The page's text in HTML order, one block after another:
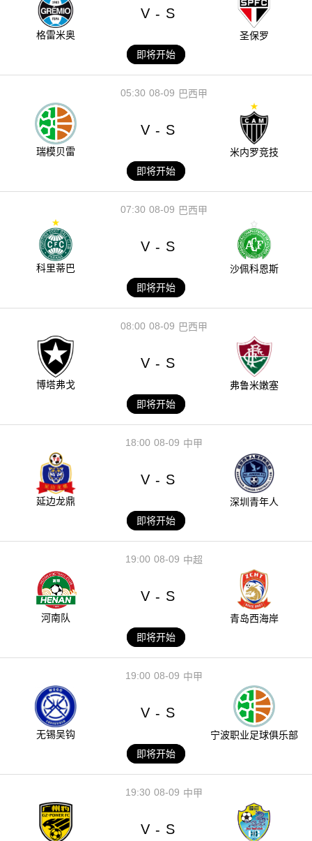
格雷米奥
V - S
圣保罗
即将开始
08-09
05:30 巴西甲
瑞模贝雷
V - S
米内罗竞技
即将开始
08-09
07:30 巴西甲
科里蒂巴
V - S
沙佩科恩斯
即将开始
08-09
08:00 巴西甲
博塔弗戈
V - S
弗鲁米嫩塞
即将开始
08-09
18:00 中甲
延边龙鼎
V - S
深圳青年人
即将开始
08-09
19:00 中超
河南队
V - S
青岛西海岸
即将开始
08-09
19:00 中甲
无锡吴钩
V - S
宁波职业足球俱乐部
即将开始
08-09
19:30 中甲
V - S